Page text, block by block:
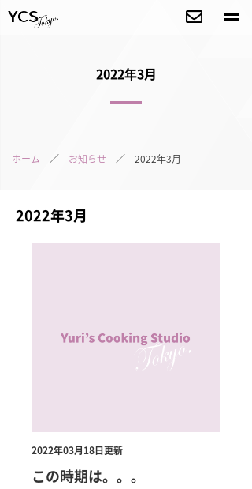
2022年3月
ホーム ／ お知らせ ／ 2022年3月
2022年3月
2022年03月18日更新
この時期は。。。